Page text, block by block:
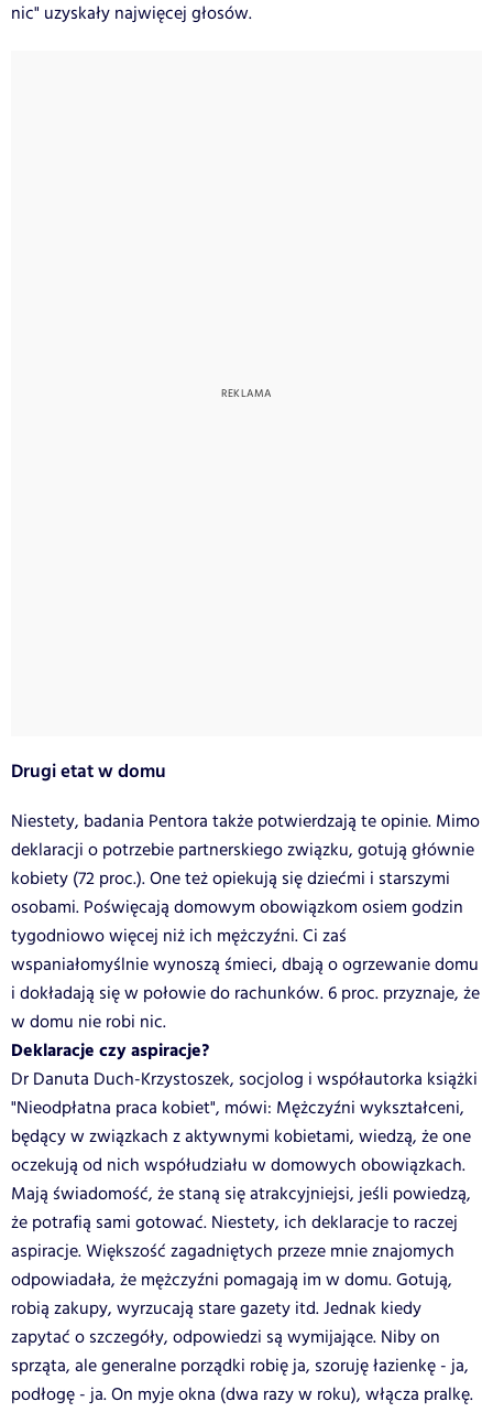
nic" uzyskały najwięcej głosów.
Drugi etat w domu
Niestety, badania Pentora także potwierdzają te opinie. Mimo
deklaracji o potrzebie partnerskiego związku, gotują głównie
kobiety (72 proc.). One też opiekują się dziećmi i starszymi
osobami. Poświęcają domowym obowiązkom osiem godzin
tygodniowo więcej niż ich mężczyźni. Ci zaś
wspaniałomyślnie wynoszą śmieci, dbają o ogrzewanie domu
i dokładają się w połowie do rachunków. 6 proc. przyznaje, że
w domu nie robi nic.
Deklaracje czy aspiracje?
Dr Danuta Duch-Krzystoszek, socjolog i współautorka książki
"Nieodpłatna praca kobiet", mówi: Mężczyźni wykształceni,
będący w związkach z aktywnymi kobietami, wiedzą, że one
oczekują od nich współudziału w domowych obowiązkach.
Mają świadomość, że staną się atrakcyjniejsi, jeśli powiedzą,
że potrafią sami gotować. Niestety, ich deklaracje to raczej
aspiracje. Większość zagadniętych przeze mnie znajomych
odpowiadała, że mężczyźni pomagają im w domu. Gotują,
robią zakupy, wyrzucają stare gazety itd. Jednak kiedy
zapytać o szczegóły, odpowiedzi są wymijające. Niby on
sprząta, ale generalne porządki robię ja, szoruję łazienkę - ja,
podłogę - ja. On myje okna (dwa razy w roku), włącza pralkę.